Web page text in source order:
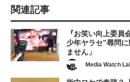
関連記事
『お笑い向上委員
少年ヤラセ”尋問
ません」
Media Watch